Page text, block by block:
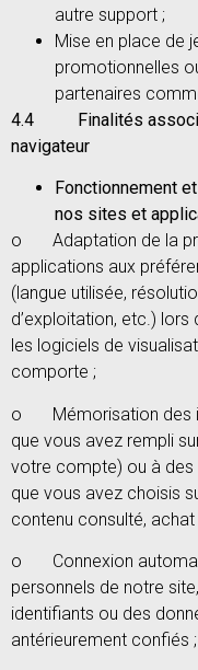
autre support ;
Mise en place de
promotionnelles
partenaires
4.4
Finalités
navigateur
Fonctionnement
nos sites et
o Adaptation de la
applications aux
(langue utilisée,
d’exploitation, etc.)
les logiciels de
comporte ;
o Mémorisation des
que vous avez rempli
votre compte) ou à des
que vous avez choisis
contenu consulté,
o Connexion
personnels de notre
identifiants ou des
antérieurement confiés ;